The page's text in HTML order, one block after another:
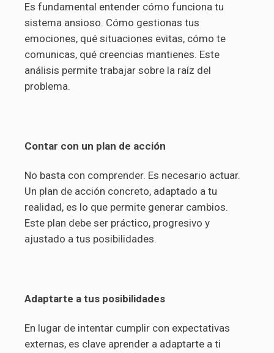
Es fundamental entender cómo funciona tu
sistema ansioso. Cómo gestionas tus
emociones, qué situaciones evitas, cómo te
comunicas, qué creencias mantienes. Este
análisis permite trabajar sobre la raíz del
problema.
Contar con un plan de acción
No basta con comprender. Es necesario actuar.
Un plan de acción concreto, adaptado a tu
realidad, es lo que permite generar cambios.
Este plan debe ser práctico, progresivo y
ajustado a tus posibilidades.
Adaptarte a tus posibilidades
En lugar de intentar cumplir con expectativas
externas, es clave aprender a adaptarte a ti